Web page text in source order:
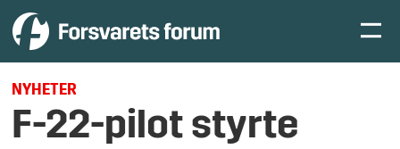
NYHETER
F-22-pilot styrte